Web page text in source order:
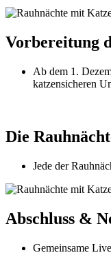
Vorbereitung
Ab dem 1.
katzensicheren
Die
Jede der
Abschluss &
Gemeinsame